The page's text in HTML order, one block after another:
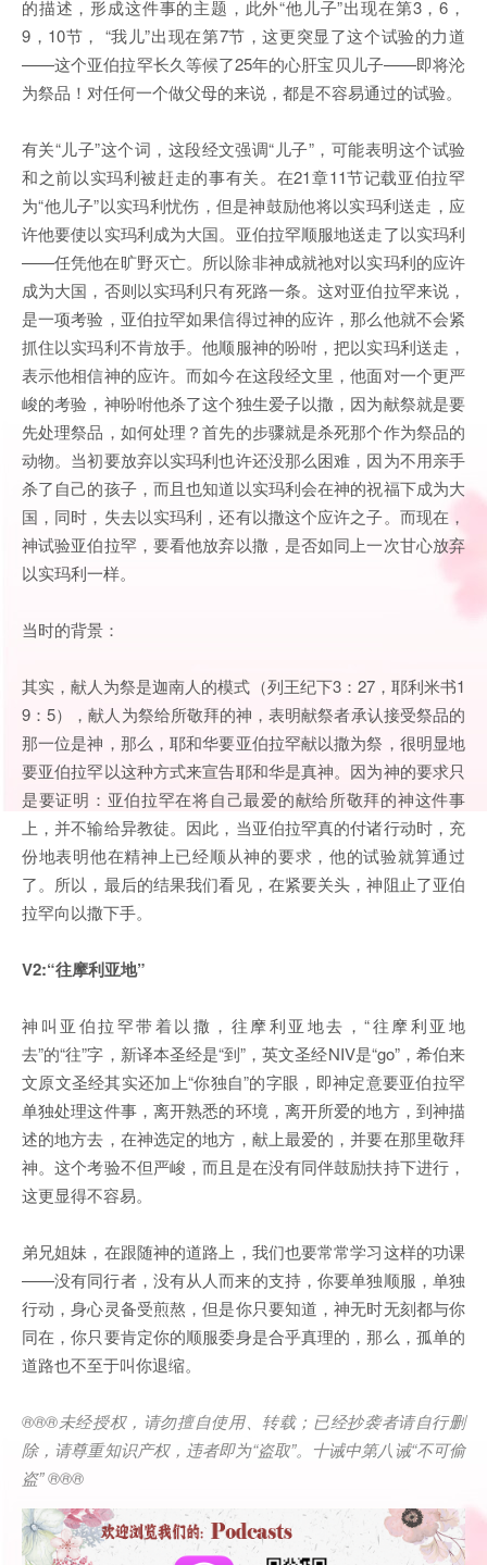
的描述，形成这件事的主题，此外“他儿子”出现在第3，6，
9，10节， “我儿”出现在第7节，这更突显了这个试验的力道
——这个亚伯拉罕长久等候了25年的心肝宝贝儿子——即将沦
为祭品！对任何一个做父母的来说，都是不容易通过的试验。
有关“儿子”这个词，这段经文强调“儿子”，可能表明这个试验
和之前以实玛利被赶走的事有关。在21章11节记载亚伯拉罕
为“他儿子”以实玛利忧伤，但是神鼓励他将以实玛利送走，应
许他要使以实玛利成为大国。亚伯拉罕顺服地送走了以实玛利
——任凭他在旷野灭亡。所以除非神成就祂对以实玛利的应许
成为大国，否则以实玛利只有死路一条。这对亚伯拉罕来说，
是一项考验，亚伯拉罕如果信得过神的应许，那么他就不会紧
抓住以实玛利不肯放手。他顺服神的吩咐，把以实玛利送走，
表示他相信神的应许。而如今在这段经文里，他面对一个更严
峻的考验，神吩咐他杀了这个独生爱子以撒，因为献祭就是要
先处理祭品，如何处理？首先的步骤就是杀死那个作为祭品的
动物。当初要放弃以实玛利也许还没那么困难，因为不用亲手
杀了自己的孩子，而且也知道以实玛利会在神的祝福下成为大
国，同时，失去以实玛利，还有以撒这个应许之子。而现在，
神试验亚伯拉罕，要看他放弃以撒，是否如同上一次甘心放弃
以实玛利一样。
当时的背景：
其实，献人为祭是迦南人的模式（列王纪下3：27，耶利米书1
9：5），献人为祭给所敬拜的神，表明献祭者承认接受祭品的
那一位是神，那么，耶和华要亚伯拉罕献以撒为祭，很明显地
要亚伯拉罕以这种方式来宣告耶和华是真神。因为神的要求只
是要证明：亚伯拉罕在将自己最爱的献给所敬拜的神这件事
上，并不输给异教徒。因此，当亚伯拉罕真的付诸行动时，充
份地表明他在精神上已经顺从神的要求，他的试验就算通过
了。所以，最后的结果我们看见，在紧要关头，神阻止了亚伯
拉罕向以撒下手。
V2:“往摩利亚地”
神叫亚伯拉罕带着以撒，往摩利亚地去，“往摩利亚地
去”的“往”字，新译本圣经是“到”，英文圣经NIV是“go”，希伯来
文原文圣经其实还加上“你独自”的字眼，即神定意要亚伯拉罕
单独处理这件事，离开熟悉的环境，离开所爱的地方，到神描
述的地方去，在神选定的地方，献上最爱的，并要在那里敬拜
神。这个考验不但严峻，而且是在没有同伴鼓励扶持下进行，
这更显得不容易。
弟兄姐妹，在跟随神的道路上，我们也要常常学习这样的功课
——没有同行者，没有从人而来的支持，你要单独顺服，单独
行动，身心灵备受煎熬，但是你只要知道，神无时无刻都与你
同在，你只要肯定你的顺服委身是合乎真理的，那么，孤单的
道路也不至于叫你退缩。
®®®未经授权，请勿擅自使用、转载；已经抄袭者请自行删
除，请尊重知识产权，违者即为“盗取”。十诫中第八诫“不可偷
盗” ®®®